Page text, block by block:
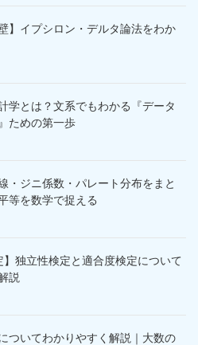
】イプシロン・デルタ論法をわか
学とは？文系でもわかる『データ
ための第一歩
・ジニ係数・パレート分布をまと
等を数学で捉える
】独立性検定と適合度検定について
説
ついてわかりやすく解説｜大数の